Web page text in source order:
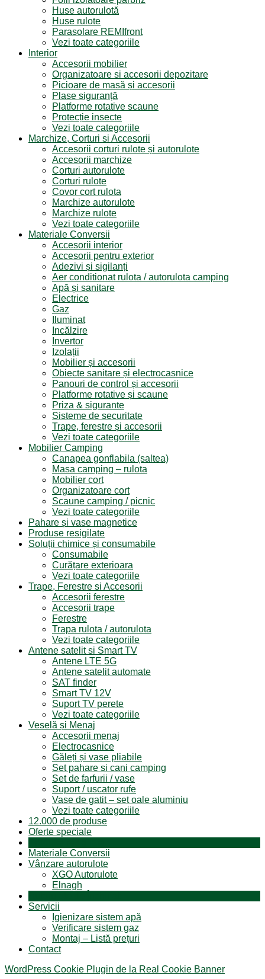
Huse autorulotă
Huse rulote
Parasolare REMIfront
Vezi toate categoriile
Interior
Accesorii mobilier
Organizatoare si accesorii depozitare
Picioare de masă și accesorii
Plase siguranță
Platforme rotative scaune
Protecție insecte
Vezi toate categoriile
Marchize, Corturi si Accesorii
Accesorii corturi rulote și autorulote
Accesorii marchize
Corturi autorulote
Corturi rulote
Covor cort rulota
Marchize autorulote
Marchize rulote
Vezi toate categoriile
Materiale Conversii
Accesorii interior
Accesorii pentru exterior
Adezivi și sigilanți
Aer conditionat rulota / autorulota camping
Apă și sanitare
Electrice
Gaz
Iluminat
Incălzire
Invertor
Izolații
Mobilier și accesorii
Obiecte sanitare și electrocasnice
Panouri de control și accesorii
Platforme rotative și scaune
Priza & sigurante
Sisteme de securitate
Trape, ferestre și accesorii
Vezi toate categoriile
Mobilier Camping
Canapea gonflabila (saltea)
Masa camping – rulota
Mobilier cort
Organizatoare cort
Scaune camping / picnic
Vezi toate categoriile
Pahare și vase magnetice
Produse resigilate
Soluții chimice și consumabile
Consumabile
Curățare exterioara
Vezi toate categoriile
Trape, Ferestre si Accesorii
Accesorii ferestre
Accesorii trape
Ferestre
Trapa rulota / autorulota
Vezi toate categoriile
Antene satelit si Smart TV
Antene LTE 5G
Antene satelit automate
SAT finder
Smart TV 12V
Suport TV perete
Vezi toate categoriile
Veselă și Menaj
Accesorii menaj
Electrocasnice
Găleți și vase pliabile
Set pahare si cani camping
Set de farfurii / vase
Suport / uscator rufe
Vase de gatit – set oale aluminiu
Vezi toate categoriile
12.000 de produse
Oferte speciale
Materiale Conversii
Vânzare autorulote
XGO Autorulote
Elnagh
Servicii
Igienizare sistem apă
Verificare sistem gaz
Montaj – Listă prețuri
Contact
WordPress Cookie Plugin de la Real Cookie Banner